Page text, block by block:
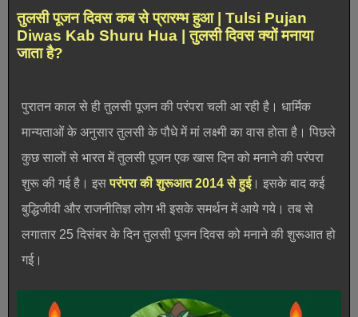
तुलसी पूजन दिवस कब से प्रारम्भ हुआ | Tulsi Pujan
Diwas Kab Shuru Hua | तुलसी दिवस क्यों मनाया
जाता है?
पुरातन काल से ही तुलसी पूजन की परंपरा चली आ रही है। धार्मिक
मान्यताओं के अनुसार तुलसी के पौधे में मां लक्ष्मी का वास होता है। पिछले
कुछ सालों से भारत में तुलसी पूजन एक खास दिन को मनाने की परंपरा
शुरू की गई है। इसपरंपरा की शुरूआत 2014 से हुई। इसके बाद कई
बुद्धिजीवी और राजनीतिज्ञ लोग भी इसके समर्थन में आये गये। तब से
लगातार 25 दिसंबर के दिन तुलसी पूजन दिवस को मनाने की शुरूआत हो
गई।